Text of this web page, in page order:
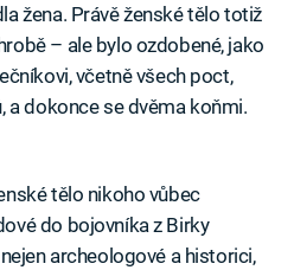
žena. Právě ženské tělo totiž
– ale bylo ozdobené, jako
včetně všech poct,
a dokonce se dvěma koňmi.
tělo nikoho vůbec
do bojovníka z Birky
archeologové a historici,